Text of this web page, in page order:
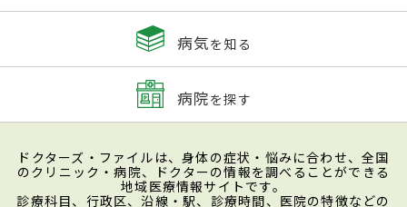
病気を知る
病院を探す
ドクターズ・ファイルは、身体の症状・悩みに合わせ、全国
のクリニック・病院、ドクターの情報を調べることができる
地域医療情報サイトです。
診療科目、行政区、沿線・駅、診療時間、医院の特徴などの